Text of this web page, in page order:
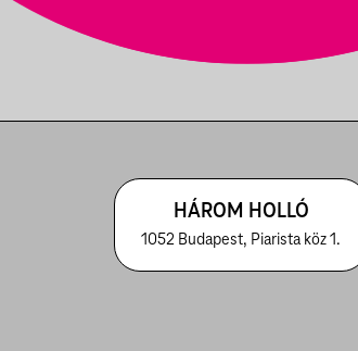
HÁROM HOLLÓ
1052 Budapest, Piarista köz 1.